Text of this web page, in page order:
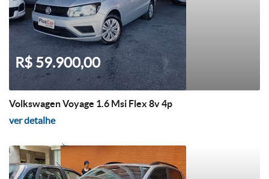
R$ 59.900,00
Volkswagen Voyage 1.6 Msi Flex 8v 4p
ver detalhe